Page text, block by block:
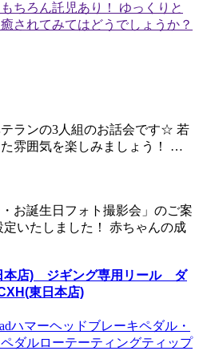
ちろん託児あり！ ゆっくりと
されてみてはどうでしょうか？
ランの3人組のお話会です☆ 若
雰囲気を楽しみましょう！ …
お誕生日フォト撮影会」のご案
いたしました！ 赤ちゃんの成
本店) ジギング専用リール ダ
東日本店)
ハマーヘッドブレーキペダル・
ダルローテーティングティップ